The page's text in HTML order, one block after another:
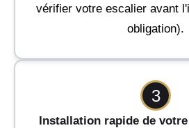
vérifier votre escalier avant
obligation).
3
Installation rapide de